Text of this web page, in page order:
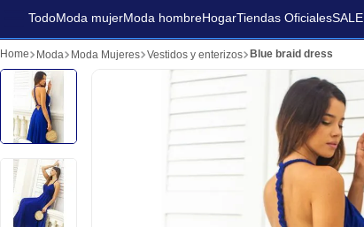
TodoModa mujerModa hombreHogarTiendas OficialesSALE
Moda Moda Mujeres Vestidos y enterizos Blue braid dress
2. sandalia
.